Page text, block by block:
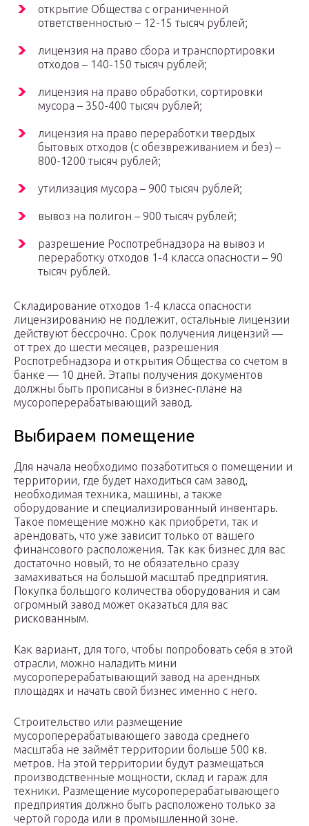
открытие Общества с ограниченной
ответственностью – 12-15 тысяч рублей;
лицензия на право сбора и транспортировки
отходов – 140-150 тысяч рублей;
лицензия на право обработки, сортировки
мусора – 350-400 тысяч рублей;
лицензия на право переработки твердых
бытовых отходов (с обезвреживанием и без) –
800-1200 тысяч рублей;
утилизация мусора – 900 тысяч рублей;
вывоз на полигон – 900 тысяч рублей;
разрешение Роспотребнадзора на вывоз и
переработку отходов 1-4 класса опасности – 90
тысяч рублей.
Складирование отходов 1-4 класса опасности
лицензированию не подлежит, остальные лицензии
действуют бессрочно. Срок получения лицензий —
от трех до шести месяцев, разрешения
Роспотребнадзора и открытия Общества со счетом в
банке — 10 дней. Этапы получения документов
должны быть прописаны в бизнес-плане на
мусороперерабатывающий завод.
Выбираем помещение
Для начала необходимо позаботиться о помещении и
территории, где будет находиться сам завод,
необходимая техника, машины, а также
оборудование и специализированный инвентарь.
Такое помещение можно как приобрети, так и
арендовать, что уже зависит только от вашего
финансового расположения. Так как бизнес для вас
достаточно новый, то не обязательно сразу
замахиваться на большой масштаб предприятия.
Покупка большого количества оборудования и сам
огромный завод может оказаться для вас
рискованным.
Как вариант, для того, чтобы попробовать себя в этой
отрасли, можно наладить мини
мусороперерабатывающий завод на арендных
площадях и начать свой бизнес именно с него.
Строительство или размещение
мусороперерабатывающего завода среднего
масштаба не займёт территории больше 500 кв.
метров. На этой территории будут размещаться
производственные мощности, склад и гараж для
техники. Размещение мусороперерабатывающего
предприятия должно быть расположено только за
чертой города или в промышленной зоне.